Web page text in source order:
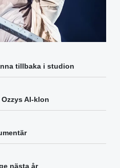
tillbaka i studion
AI-klon
nästa år